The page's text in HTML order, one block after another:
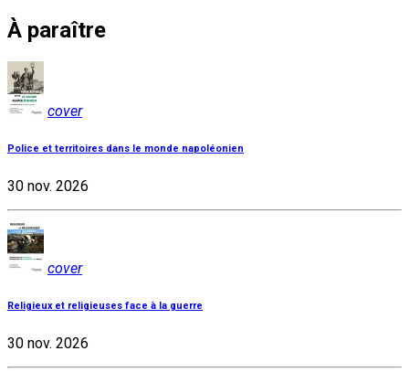
À paraître
cover
Police et territoires dans le monde napoléonien
30 nov. 2026
cover
Religieux et religieuses face à la guerre
30 nov. 2026